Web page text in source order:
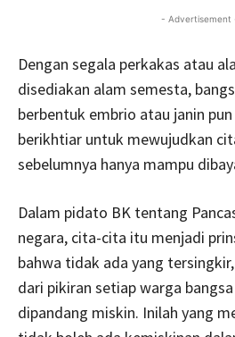
- Advertisement
Dengan segala perkakas atau
disediakan alam semesta,
berbentuk embrio atau janin
berikhtiar untuk mewujudkan
sebelumnya hanya mampu
Dalam pidato BK tentang
negara, cita-cita itu menjadi
bahwa tidak ada yang
dari pikiran setiap warga
dipandang miskin. Inilah yang